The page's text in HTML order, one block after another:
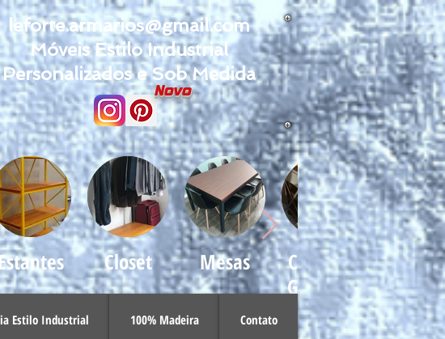
leforte.armarios@gmail.com
Móveis Estilo Industrial
Personalizados e Sob Medida
Novo
Closet Mesas
Carrinho
Gourmet
Estilo Industrial 100% Madeira Contato